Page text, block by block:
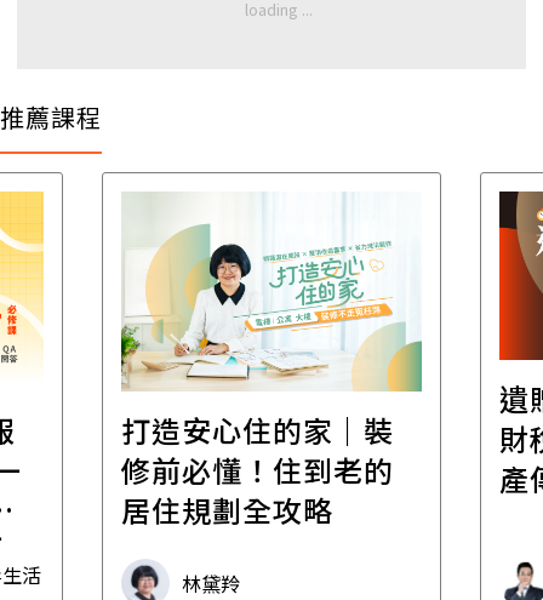
推薦課程
活
打造安心住的家｜裝
修前必懂！住到老的
居住規劃全攻略
林黛羚
遺
財
產